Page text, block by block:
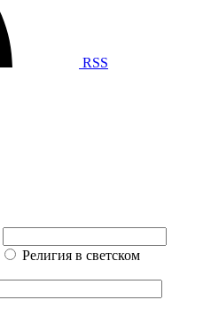
RSS
Религия в светском